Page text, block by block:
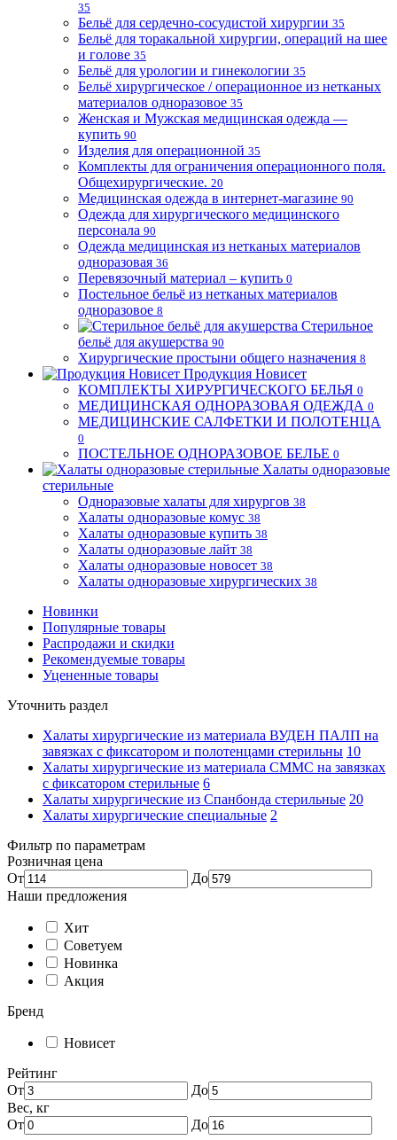
35
Бельё для сердечно-сосудистой хирургии 35
Бельё для торакальной хирургии, операций на шее
и голове 35
Бельё для урологии и гинекологии 35
Бельё хирургическое / операционное из нетканых
материалов одноразовое 35
Женская и Мужская медицинская одежда —
купить 90
Изделия для операционной 35
Комплекты для ограничения операционного поля.
Общехирургические. 20
Медицинская одежда в интернет-магазине 90
Одежда для хирургического медицинского
персонала 90
Одежда медицинская из нетканых материалов
одноразовая 36
Перевязочный материал – купить 0
Постельное бельё из нетканых материалов
одноразовое 8
Стерильное
бельё для акушерства 90
Хирургические простыни общего назначения 8
Продукция Новисет
КОМПЛЕКТЫ ХИРУРГИЧЕСКОГО БЕЛЬЯ 0
МЕДИЦИНСКАЯ ОДНОРАЗОВАЯ ОДЕЖДА 0
МЕДИЦИНСКИЕ САЛФЕТКИ И ПОЛОТЕНЦА
0
ПОСТЕЛЬНОЕ ОДНОРАЗОВОЕ БЕЛЬЕ 0
Халаты одноразовые
стерильные
Одноразовые халаты для хирургов 38
Халаты одноразовые комус 38
Халаты одноразовые купить 38
Халаты одноразовые лайт 38
Халаты одноразовые новосет 38
Халаты одноразовые хирургических 38
Новинки
Популярные товары
Распродажи и скидки
Рекомендуемые товары
Уцененные товары
Уточнить раздел
Халаты хирургические из материала ВУДЕН ПАЛП на
завязках с фиксатором и полотенцами стерильны 10
Халаты хирургические из материала СММС на завязках
с фиксатором стерильные 6
Халаты хирургические из Спанбонда стерильные 20
Халаты хирургические специальные 2
Фильтр по параметрам
Розничная цена
От
До
Наши предложения
Хит
Советуем
Новинка
Акция
Бренд
Новисет
Рейтинг
От
До
Вес, кг
От
До